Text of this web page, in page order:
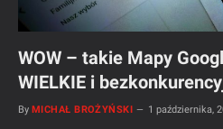
WOW – takie Mapy
WIELKIE i
By MICHAŁ BROŻYŃSKI 1 października,